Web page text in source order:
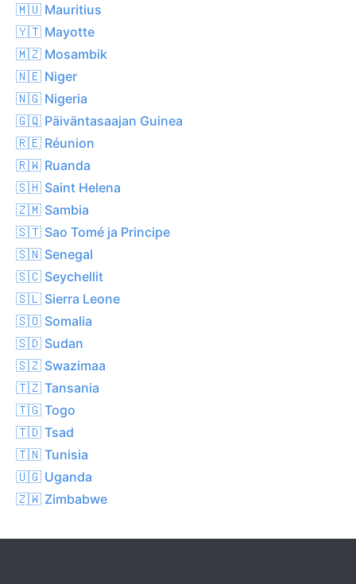
🇲🇺 Mauritius
🇾🇹 Mayotte
🇲🇿 Mosambik
🇳🇪 Niger
🇳🇬 Nigeria
🇬🇶 Päiväntasaajan Guinea
🇷🇪 Réunion
🇷🇼 Ruanda
🇸🇭 Saint Helena
🇿🇲 Sambia
🇸🇹 Sao Tomé ja Principe
🇸🇳 Senegal
🇸🇨 Seychellit
🇸🇱 Sierra Leone
🇸🇴 Somalia
🇸🇩 Sudan
🇸🇿 Swazimaa
🇹🇿 Tansania
🇹🇬 Togo
🇹🇩 Tsad
🇹🇳 Tunisia
🇺🇬 Uganda
🇿🇼 Zimbabwe